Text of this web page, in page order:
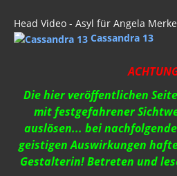
Head Video - Asyl für Angela
Cassandra 13
Die hier veröffentlichen
mit festgefahrener
auslösen... bei
geistigen Auswirkungen
Gestalterin! Betreten und